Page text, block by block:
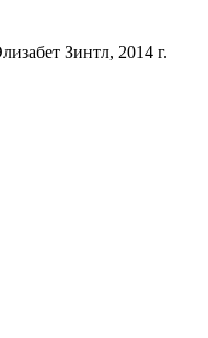
Зинтл, 2014 г.